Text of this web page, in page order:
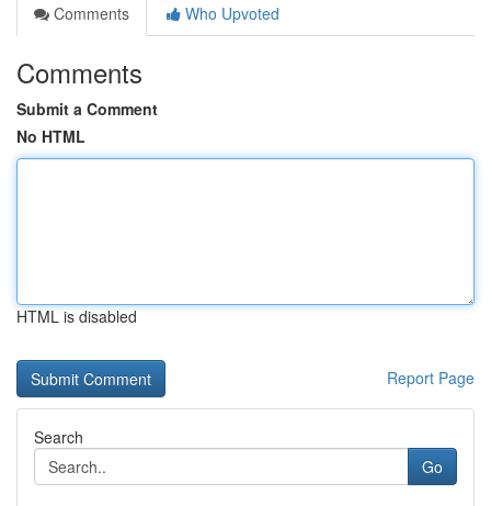
Comments
Who Upvoted
Comments
Submit a Comment
No HTML
HTML is disabled
Report Page
Search
Go